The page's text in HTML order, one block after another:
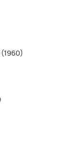
(1960)